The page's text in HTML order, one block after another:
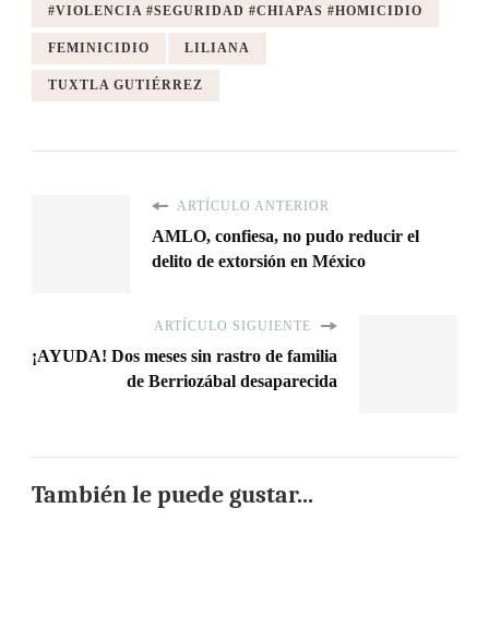
#VIOLENCIA #SEGURIDAD #CHIAPAS #HOMICIDIO
FEMINICIDIO LILIANA
TUXTLA GUTIÉRREZ
ARTÍCULO ANTERIOR
AMLO, confiesa, no pudo reducir el
delito de extorsión en México
ARTÍCULO SIGUIENTE
¡AYUDA! Dos meses sin rastro de familia
de Berriozábal desaparecida
También le puede gustar...